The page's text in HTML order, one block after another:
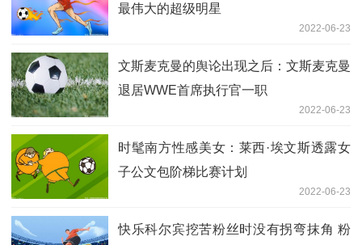
最伟大的超级明星
2022-06-23
文斯麦克曼的舆论出现之后：文斯麦克曼
退居WWE首席执行官一职
2022-06-23
时髦南方性感美女：莱西·埃文斯透露女
子公文包阶梯比赛计划
2022-06-23
快乐科尔宾挖苦粉丝时没有拐弯抹角 粉